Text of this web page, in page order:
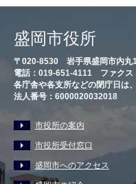
盛岡市役所
〒020-8530 岩手県盛岡市内
電話：019-651-4111 ファクス
各庁舎や各支所などの閉庁日は
法人番号：6000020032018
市役所の案内
市役所受付窓口
盛岡市へのアクセス